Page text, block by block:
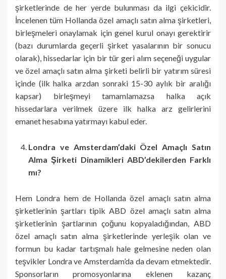
şirketlerinde de her yerde bulunması da ilgi çekicidir.
İncelenen tüm Hollanda özel amaçlı satın alma şirketleri,
birleşmeleri onaylamak için genel kurul onayı gerektirir
(bazı durumlarda geçerli şirket yasalarının bir sonucu
olarak), hissedarlar için bir tür geri alım seçeneği uygular
ve özel amaçlı satın alma şirketi belirli bir yatırım süresi
içinde (ilk halka arzdan sonraki 15-30 aylık bir aralığı
kapsar) birleşmeyi tamamlamazsa halka açık
hissedarlara verilmek üzere ilk halka arz gelirlerini
emanet hesabına yatırmayı kabul eder.
Londra ve Amsterdam’daki Özel Amaçlı Satın
Alma Şirketi Dinamikleri ABD’dekilerden Farklı
mı?
Hem Londra hem de Hollanda özel amaçlı satın alma
şirketlerinin şartları tipik ABD özel amaçlı satın alma
şirketlerinin şartlarının çoğunu kopyaladığından, ABD
özel amaçlı satın alma şirketlerinde yerleşik olan ve
formun bu kadar tartışmalı hale gelmesine neden olan
teşvikler Londra ve Amsterdam’da da devam etmektedir.
Sponsorların promosyonlarına eklenen kazanç